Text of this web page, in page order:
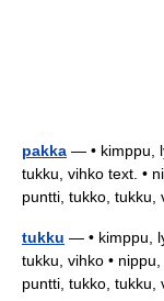
pakka — • kimppu,
tukku, vihko text. •
puntti, tukko,
tukku — • kimppu,
tukku, vihko •
puntti, tukko,